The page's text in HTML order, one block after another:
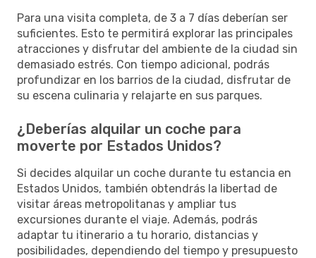
Para una visita completa, de 3 a 7 días deberían ser
suficientes. Esto te permitirá explorar las principales
atracciones y disfrutar del ambiente de la ciudad sin
demasiado estrés. Con tiempo adicional, podrás
profundizar en los barrios de la ciudad, disfrutar de
su escena culinaria y relajarte en sus parques.
¿Deberías alquilar un coche para
moverte por Estados Unidos?
Si decides alquilar un coche durante tu estancia en
Estados Unidos, también obtendrás la libertad de
visitar áreas metropolitanas y ampliar tus
excursiones durante el viaje. Además, podrás
adaptar tu itinerario a tu horario, distancias y
posibilidades, dependiendo del tiempo y presupuesto